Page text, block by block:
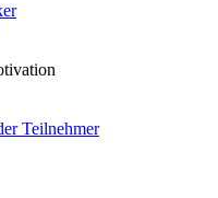
Teilnehmer